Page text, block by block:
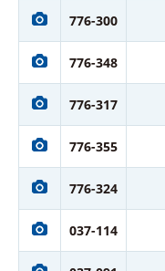
776-300
776-348
776-317
776-355
776-324
037-114